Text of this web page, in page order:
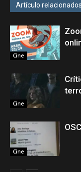
Artículo relacionados
Cine
Cine
Cine